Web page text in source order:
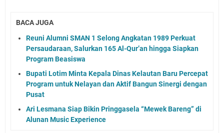
BACA JUGA
Reuni Alumni SMAN 1 Selong Angkatan 1989 Perkuat
Persaudaraan, Salurkan 165 Al-Qur’an hingga Siapkan
Program Beasiswa
Bupati Lotim Minta Kepala Dinas Kelautan Baru Percepat
Program untuk Nelayan dan Aktif Bangun Sinergi dengan
Pusat
Ari Lesmana Siap Bikin Pringgasela “Mewek Bareng” di
Alunan Music Experience